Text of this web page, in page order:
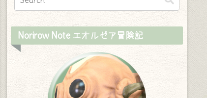
Norirow Note エオルゼア冒険記